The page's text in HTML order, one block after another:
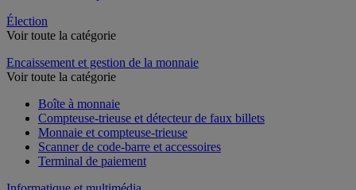
Élection
Encaissement et gestion de la monnaie
Boîte à monnaie
Compteuse-trieuse et détecteur de faux billets
Monnaie et compteuse-trieuse
Scanner de code-barre et accessoires